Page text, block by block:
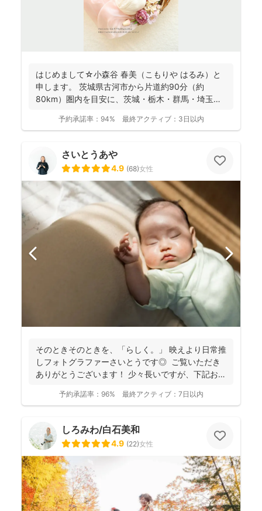
はじめまして☆小森谷 春美（こもりや はるみ）と
申します。 茨城県古河市から片道約90分（約
80km）圏内を目安に、茨城・栃木・群馬・埼玉
予約承諾率： 94% 最終アクティブ： 3日以内
さいとうあや
4.9 (68)女性
そのときそのときを、「らしく。」 映えより日常推
しフォトグラファーさいとうです◎ ご覧いただき
ありがとうございます！ 少々長いですが、下記お読
予約承諾率： 96% 最終アクティブ： 7日以内
しろみわ/白石美和
4.9 (22)女性